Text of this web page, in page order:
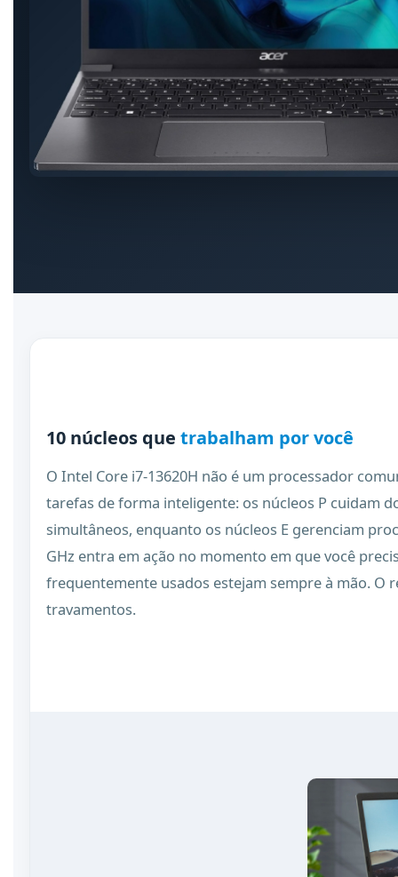
10 núcleos que trabalham por você
O Intel Core i7-13620H não é um processador
tarefas de forma inteligente: os núcleos P cuidam
simultâneos, enquanto os núcleos E gerenciam
GHz entra em ação no momento em que você
frequentemente usados estejam sempre à mão. O
travamentos.